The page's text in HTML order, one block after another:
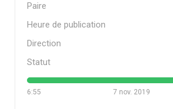
Paire
Heure de publication
Direction
Statut
6:55 7 nov. 2019